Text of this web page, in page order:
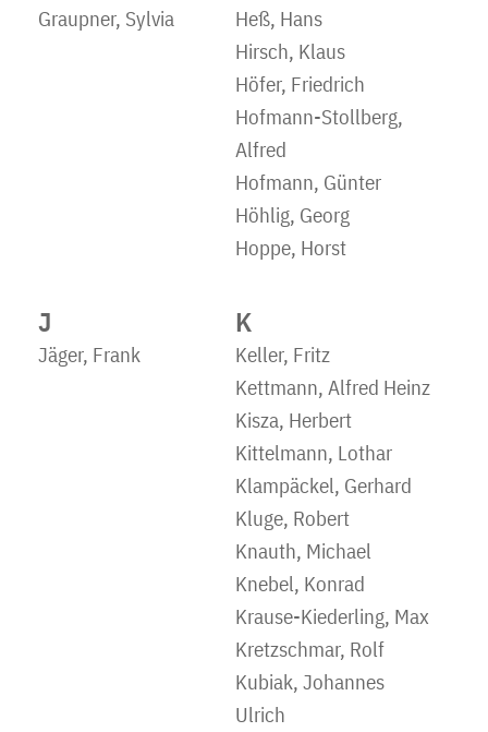
Graupner, Sylvia
Heß, Hans
Hirsch, Klaus
Höfer, Friedrich
Hofmann-Stollberg,
Alfred
Hofmann, Günter
Höhlig, Georg
Hoppe, Horst
J
Jäger, Frank
K
Keller, Fritz
Kettmann, Alfred Heinz
Kisza, Herbert
Kittelmann, Lothar
Klampäckel, Gerhard
Kluge, Robert
Knauth, Michael
Knebel, Konrad
Krause-Kiederling, Max
Kretzschmar, Rolf
Kubiak, Johannes
Ulrich